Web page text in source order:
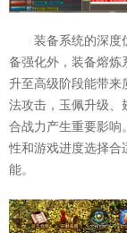
装备系统的深度
备强化外，装备熔炼
升至高级阶段能带来
法攻击，玉佩升级、
合战力产生重要影响
性和游戏进度选择合
能。